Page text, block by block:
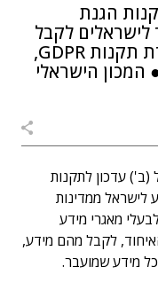
הגנת
לקבל
מידע מהאיחוד האירופי במסגרת תקנות GDPR,
המכון הישראלי
(ב') עדכון לתקנות
לישראל ממדינות
מאגרי מידע
לקבל מהם מידע,
מידע שמועבר.